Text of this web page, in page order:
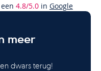
4.8/5.0in Google
meer
dwars terug!